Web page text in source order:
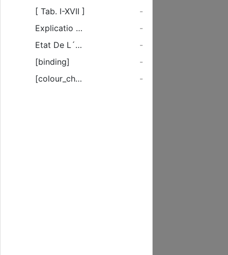
[ Tab. I-XVII ]
-
Explicatio hujus Calendarii, prioris potissium ejus partis.
-
Etat De L´Academie Des Sciences Et Belles Letters De Prusse.
-
[binding]
-
[colour_checker]
-